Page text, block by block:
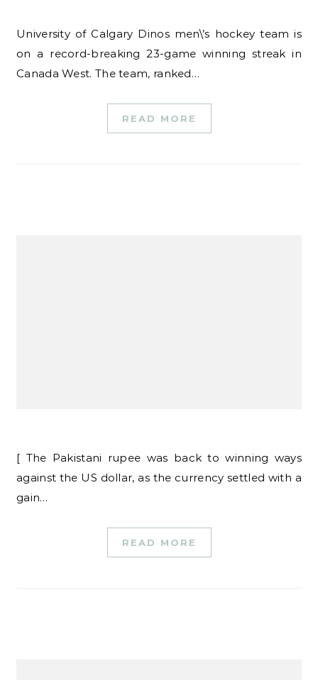
University of Calgary Dinos men\’s hockey team is
on a record-breaking 23-game winning streak in
Canada West. The team, ranked…
READ MORE
[ The Pakistani rupee was back to winning ways
against the US dollar, as the currency settled with a
gain…
READ MORE